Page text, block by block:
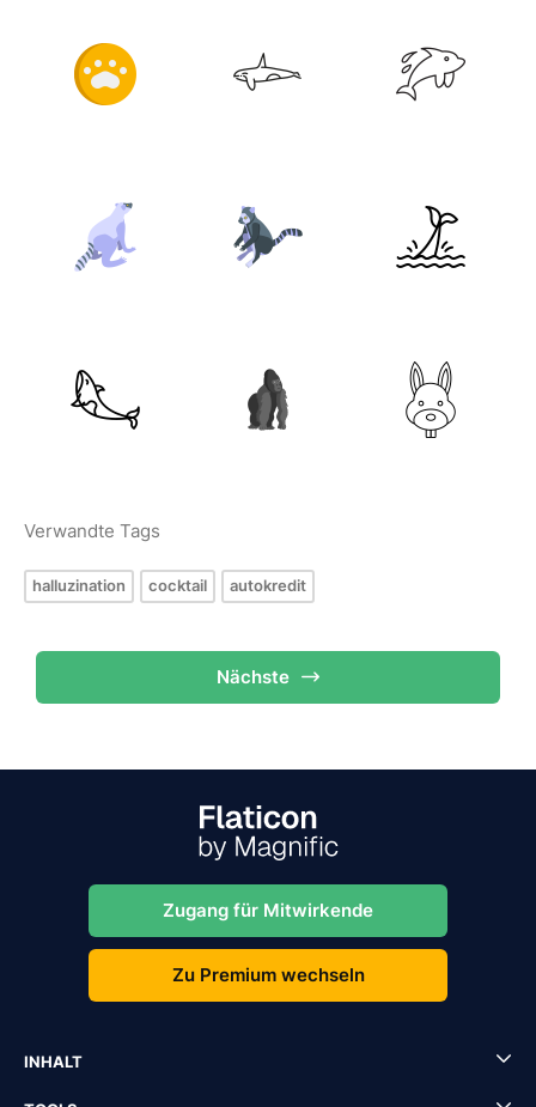
Verwandte Tags
halluzination cocktail autokredit
Nächste
Zugang für Mitwirkende
Zu Premium wechseln
INHALT